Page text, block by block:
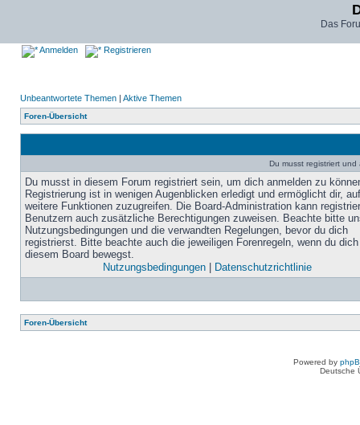
Das
Anmelden Registrieren
Unbeantwortete Themen | Aktive Themen
Foren-Übersicht
Du musst registriert
Du musst in diesem Forum registriert sein, um dich anmelden zu
Registrierung ist in wenigen Augenblicken erledigt und ermöglicht dir, auf
weitere Funktionen zuzugreifen. Die Board-Administration kann
Benutzern auch zusätzliche Berechtigungen zuweisen. Beachte bitte
Nutzungsbedingungen und die verwandten Regelungen, bevor du dich
registrierst. Bitte beachte auch die jeweiligen Forenregeln, wenn du
diesem Board bewegst.
Nutzungsbedingungen| Datenschutzrichtlinie
Foren-Übersicht
Powered by
Deutsche